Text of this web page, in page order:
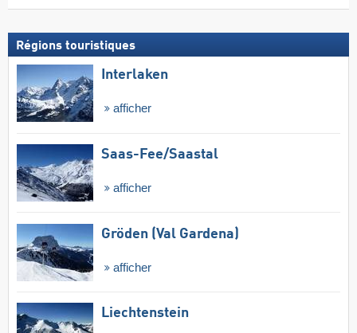
Régions touristiques
Interlaken
afficher
Saas-Fee/​Saastal
afficher
Gröden (Val Gardena)
afficher
Liechtenstein